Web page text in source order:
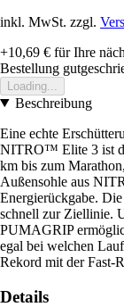
inkl. MwSt. zzgl.
+10,69 € für Ihre
Bestellung
Loading...
Beschreibung
Eine echte
NITRO™ Elite 3 ist
km bis zum
Außensohle aus
Energierückgabe.
schnell zur Ziellinie.
PUMAGRIP
egal bei welchen
Rekord mit der
Details